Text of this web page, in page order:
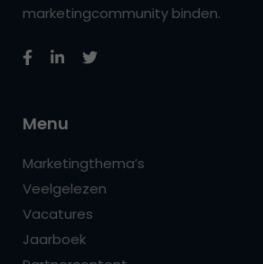
marketingcommunity binden.
Menu
Marketingthema’s
Veelgelezen
Vacatures
Jaarboek